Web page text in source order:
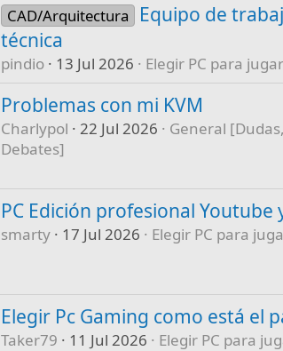
CAD/Arquitectura
Equipo de
técnica
pindio 13 Jul 2026 Elegir PC para
Problemas con mi KVM
Charlypol 22 Jul 2026
General
Debates]
PC Edición profesional Youtube
smarty 17 Jul 2026 Elegir PC para
Elegir Pc Gaming como está el
Taker79 11 Jul 2026 Elegir PC para